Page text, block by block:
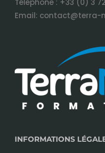
Téléphone : +33 (0) 3 72
Email: contact@terra-
INFORMATIONS